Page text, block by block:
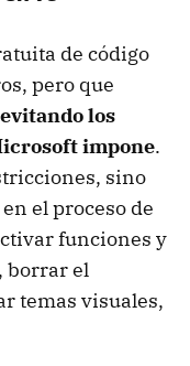
de código
pero que
los
impone.
sino
el proceso de
funciones y
borrar el
temas visuales,